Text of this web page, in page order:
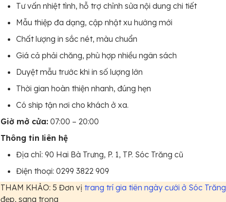
Tư vấn nhiệt tình, hỗ trợ chỉnh sửa nội dung chi tiết
Mẫu thiệp đa dạng, cập nhật xu hướng mới
Chất lượng in sắc nét, màu chuẩn
Giá cả phải chăng, phù hợp nhiều ngân sách
Duyệt mẫu trước khi in số lượng lớn
Thời gian hoàn thiện nhanh, đúng hẹn
Có ship tận nơi cho khách ở xa.
Giờ mở cửa: 07:00 – 20:00
Thông tin liên hệ
Địa chỉ: 90 Hai Bà Trưng, P. 1, TP. Sóc Trăng cũ
Điện thoại: 0299 3822 909
THAM KHẢO: 5 Đơn vị trang trí gia tiên ngày cưới ở Sóc Trăng
đẹp, sang trọng